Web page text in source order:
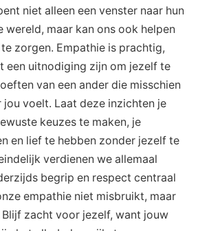
niet alleen een venster naar hun
wereld, maar kan ons ook helpen
zorgen. Empathie is prachtig,
een uitnodiging zijn om jezelf te
van een ander die misschien
voelt. Laat deze inzichten je
keuzes te maken, je
en lief te hebben zonder jezelf te
verdienen we allemaal
begrip en respect centraal
empathie niet misbruikt, maar
zacht voor jezelf, want jouw